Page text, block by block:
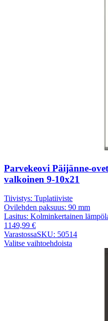
Parvekeovi Päijänne-
valkoinen 9-10x21
Tiivistys: Tuplatiiviste
Ovilehden paksuus: 90 mm
Lasitus: Kolminkertainen
1149,99 €
VarastossaSKU: 50514
Valitse vaihtoehdoista